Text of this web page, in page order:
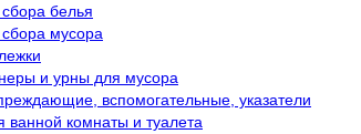
белья
мусора
и урны для мусора
вспомогательные, указатели
ванной комнаты и туалета